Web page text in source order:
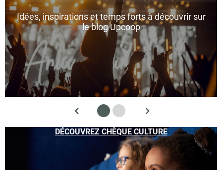
Idées, inspirations et temps forts à découvrir sur
le blog Upcoop
DÉCOUVREZ CHÈQUE CULTURE